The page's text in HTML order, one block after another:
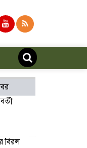
বিরল